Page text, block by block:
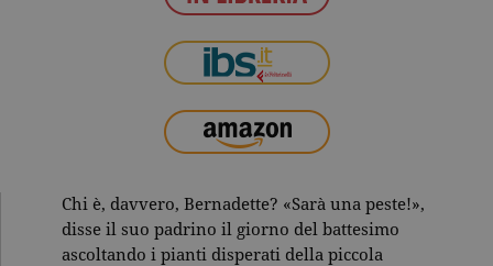
Chi è, davvero, Bernadette? «Sarà una peste!»,
disse il suo padrino il giorno del battesimo
ascoltando i pianti disperati della piccola